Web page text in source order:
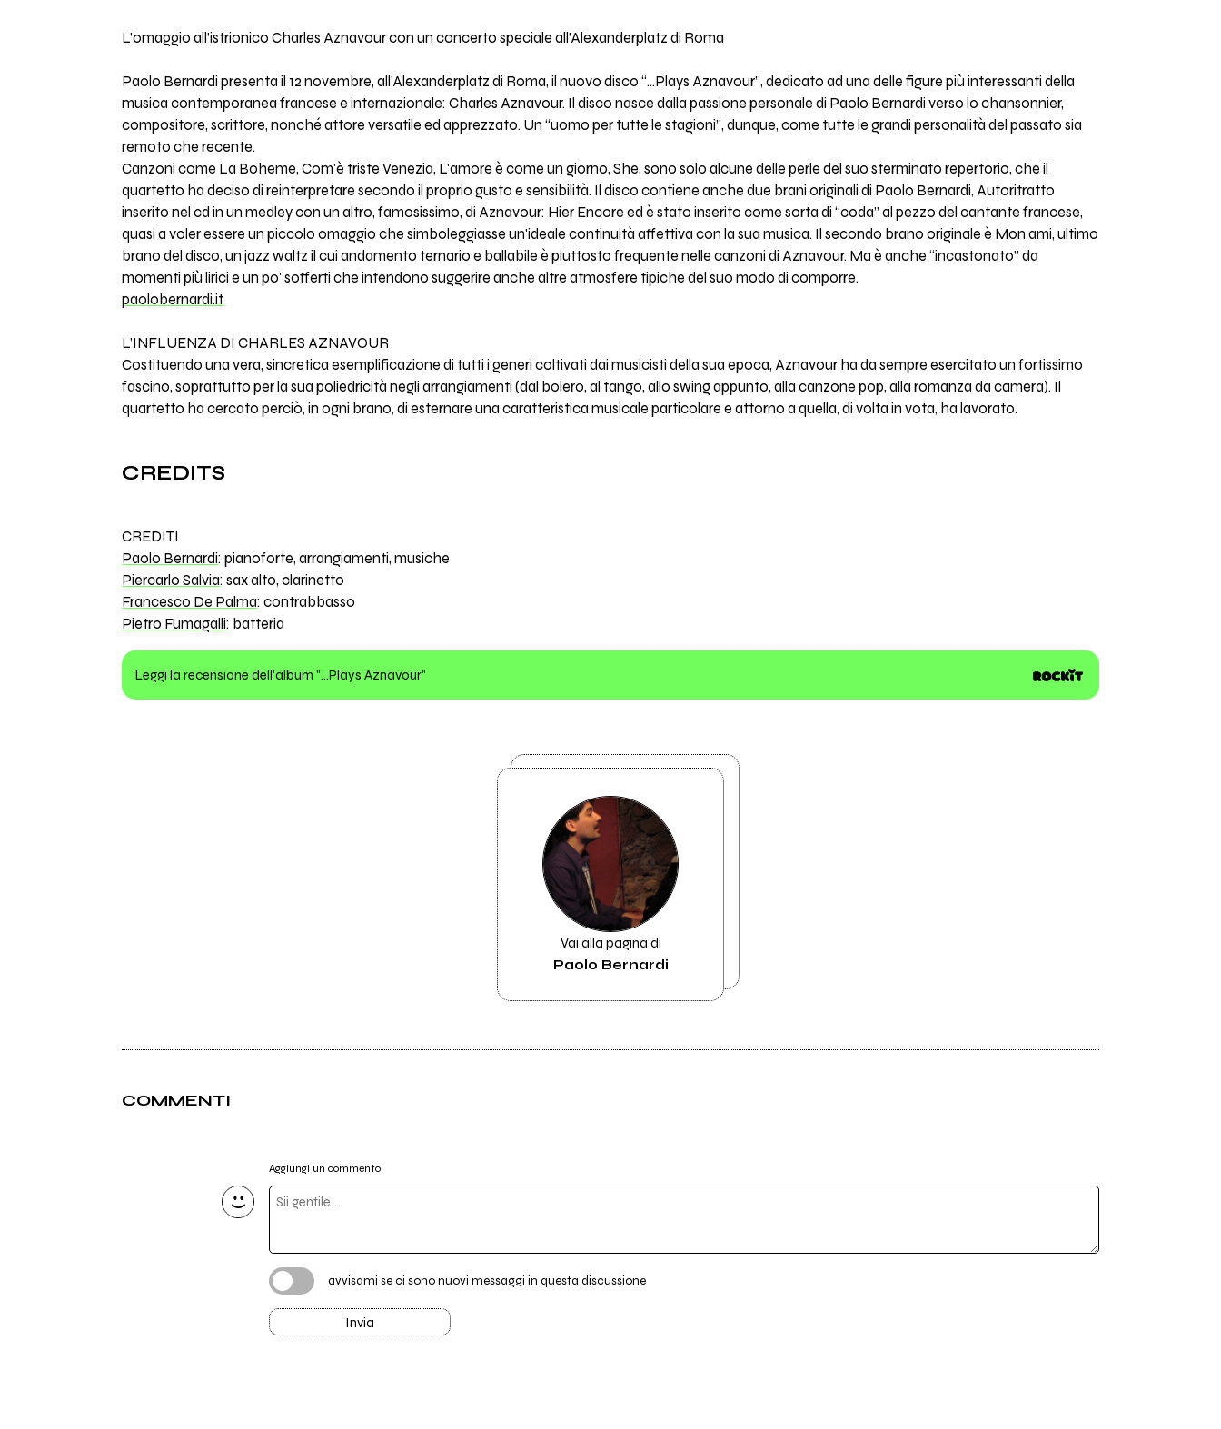
L’omaggio all’istrionico Charles Aznavour con un concerto speciale all’Alexanderplatz di Roma
Paolo Bernardi presenta il 12 novembre, all’Alexanderplatz di Roma, il nuovo disco “...Plays Aznavour”, dedicato ad una delle figure più interessanti della
musica contemporanea francese e internazionale: Charles Aznavour. Il disco nasce dalla passione personale di Paolo Bernardi verso lo chansonnier,
compositore, scrittore, nonché attore versatile ed apprezzato. Un “uomo per tutte le stagioni”, dunque, come tutte le grandi personalità del passato sia
remoto che recente.
Canzoni come La Boheme, Com'è triste Venezia, L'amore è come un giorno, She, sono solo alcune delle perle del suo sterminato repertorio, che il
quartetto ha deciso di reinterpretare secondo il proprio gusto e sensibilità. Il disco contiene anche due brani originali di Paolo Bernardi, Autoritratto
inserito nel cd in un medley con un altro, famosissimo, di Aznavour: Hier Encore ed è stato inserito come sorta di “coda” al pezzo del cantante francese,
quasi a voler essere un piccolo omaggio che simboleggiasse un'ideale continuità affettiva con la sua musica. Il secondo brano originale è Mon ami, ultimo
brano del disco, un jazz waltz il cui andamento ternario e ballabile è piuttosto frequente nelle canzoni di Aznavour. Ma è anche “incastonato” da
momenti più lirici e un po' sofferti che intendono suggerire anche altre atmosfere tipiche del suo modo di comporre.
paolobernardi.it
L’INFLUENZA DI CHARLES AZNAVOUR
Costituendo una vera, sincretica esemplificazione di tutti i generi coltivati dai musicisti della sua epoca, Aznavour ha da sempre esercitato un fortissimo
fascino, soprattutto per la sua poliedricità negli arrangiamenti (dal bolero, al tango, allo swing appunto, alla canzone pop, alla romanza da camera). Il
quartetto ha cercato perciò, in ogni brano, di esternare una caratteristica musicale particolare e attorno a quella, di volta in vota, ha lavorato.
CREDITS
CREDITI
Paolo Bernardi: pianoforte, arrangiamenti, musiche
Piercarlo Salvia: sax alto, clarinetto
Francesco De Palma: contrabbasso
Pietro Fumagalli: batteria
Leggi la recensione dell'album "...Plays Aznavour"
Vai alla pagina di
Paolo Bernardi
COMMENTI
Aggiungi un commento
avvisami se ci sono nuovi messaggi in questa discussione
Invia